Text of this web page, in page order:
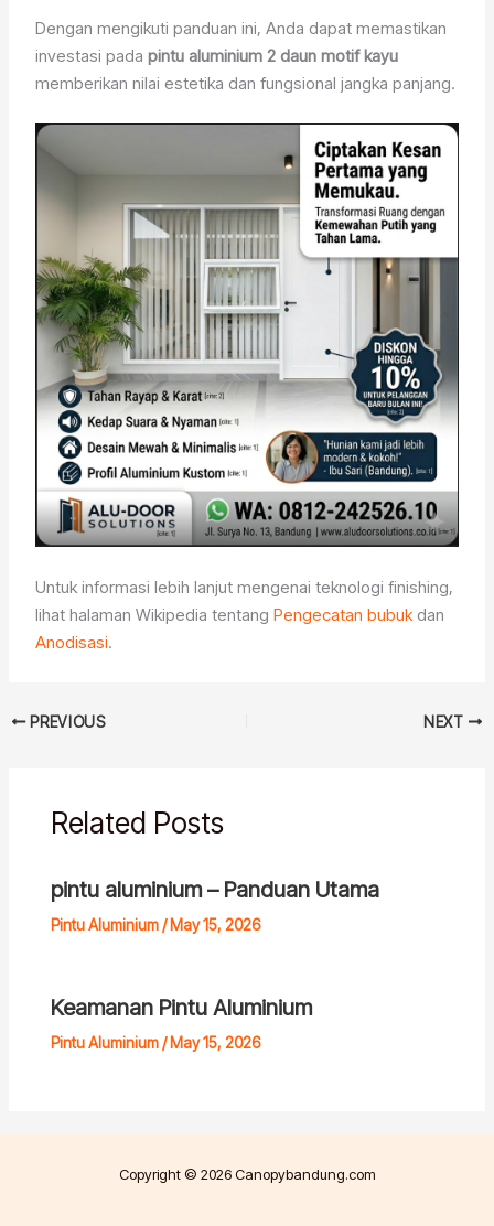
Dengan mengikuti panduan ini, Anda dapat memastikan
investasi padapintu aluminium 2 daun motif kayu
memberikan nilai estetika dan fungsional jangka panjang.
Untuk informasi lebih lanjut mengenai teknologi finishing,
lihat halaman Wikipedia tentangPengecatan bubukdan
Anodisasi.
PREVIOUS NEXT
Related Posts
pintu aluminium – Panduan Utama
Pintu Aluminium/May 15, 2026
Keamanan Pintu Aluminium
Pintu Aluminium/May 15, 2026
Copyright © 2026 Canopybandung.com